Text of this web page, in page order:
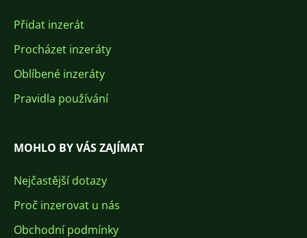
Přidat inzerát
Procházet inzeráty
Oblíbené inzeráty
Pravidla používání
MOHLO BY VÁS ZAJÍMAT
Nejčastější dotazy
Proč inzerovat u nás
Obchodní podmínky